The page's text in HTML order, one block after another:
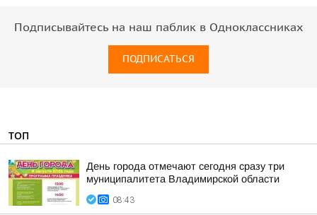
Подписывайтесь на наш паблик в Одноклассниках
ПОДПИСАТЬСЯ
ТОП
День города отмечают сегодня сразу три
муниципалитета Владимирской области
08:43